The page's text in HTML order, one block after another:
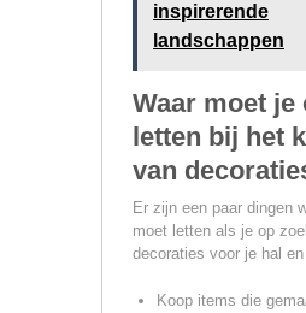
inspirerende
landschappen
Waar moet je
letten bij het
van
Er zijn een paar dingen
moet letten als je op
decoraties voor je hal
Koop items die